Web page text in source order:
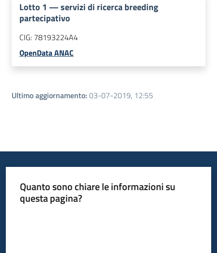
Lotto 1 —servizi di ricerca breeding
partecipativo
CIG: 78193224A4
OpenData ANAC
Ultimo aggiornamento: 03-07-2019, 12:55
Quanto sono chiare le informazioni su
questa pagina?